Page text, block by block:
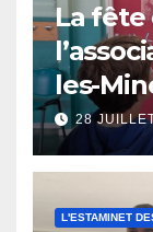
La fête
les-
28
L'ESTAMINET